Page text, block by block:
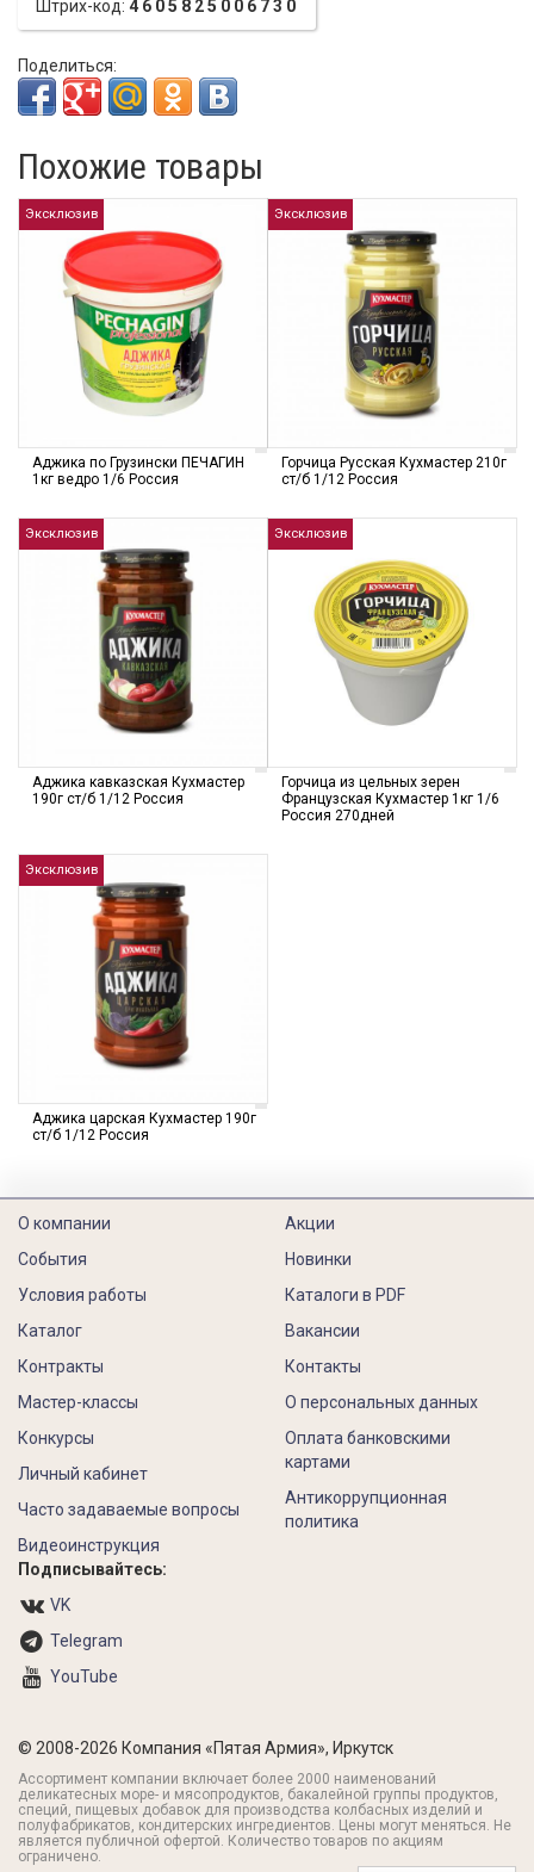
Штрих-код: 4605825006730
Поделиться:
Похожие товары
Эксклюзив
Аджика по Грузински ПЕЧАГИН
1кг ведро 1/6 Россия
Эксклюзив
Горчица Русская Кухмастер 210г
ст/б 1/12 Россия
Эксклюзив
Аджика кавказская Кухмастер
190г ст/б 1/12 Россия
Эксклюзив
Горчица из цельных зерен
Французская Кухмастер 1кг 1/6
Россия 270дней
Эксклюзив
Аджика царская Кухмастер 190г
ст/б 1/12 Россия
О компании
События
Условия работы
Каталог
Контракты
Акции
Новинки
Каталоги в PDF
Вакансии
Контакты
Мастер-классы
Конкурсы
Личный кабинет
Часто задаваемые вопросы
Видеоинструкция
О персональных данных
Оплата банковскими
картами
Антикоррупционная
политика
Подписывайтесь:
VK
Telegram
YouTube
© 2008-2026 Компания «Пятая Армия», Иркутск
Ассортимент компании включает более 2000 наименований
деликатесных море- и мясопродуктов, бакалейной группы продуктов,
специй, пищевых добавок для производства колбасных изделий и
полуфабрикатов, кондитерских ингредиентов. Цены могут меняться. Не
является публичной офертой. Количество товаров по акциям
ограничено.